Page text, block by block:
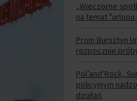
„Wieczorne
na temat
Prom Bursztyn
rozpocznie
Pol’and’Rock,
policyjnym
działań